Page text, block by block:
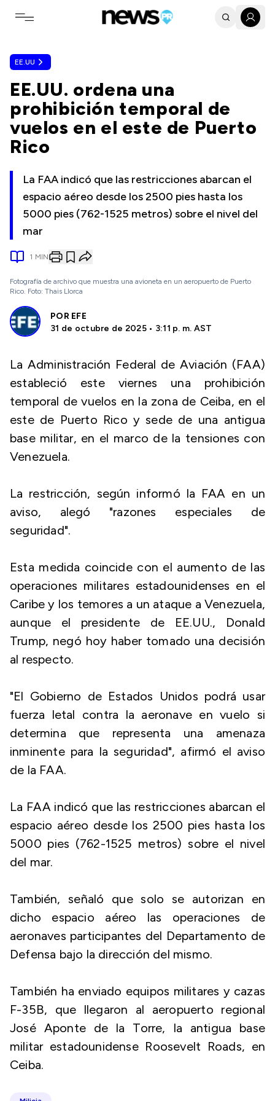
Toggle navigation menu
EE.UU
EE.UU. ordena una
prohibición temporal de
vuelos en el este de Puerto
Rico
La FAA indicó que las restricciones abarcan el
espacio aéreo desde los 2500 pies hasta los
5000 pies (762-1525 metros) sobre el nivel del
mar
1 MIN
Fotografía de archivo que muestra una avioneta en un aeropuerto de Puerto
Rico. Foto: Thais Llorca
POR EFE
31 de octubre de 2025 • 3:11 p. m. AST
La Administración Federal de Aviación (FAA)
estableció este viernes una prohibición
temporal de vuelos en la zona de Ceiba, en el
este de Puerto Rico y sede de una antigua
base militar, en el marco de la tensiones con
Venezuela.
La restricción, según informó la FAA en un
aviso, alegó "razones especiales de
seguridad".
Esta medida coincide con el aumento de las
operaciones militares estadounidenses en el
Caribe y los temores a un ataque a Venezuela,
aunque el presidente de EE.UU., Donald
Trump, negó hoy haber tomado una decisión
al respecto.
"El Gobierno de Estados Unidos podrá usar
fuerza letal contra la aeronave en vuelo si
determina que representa una amenaza
inminente para la seguridad", afirmó el aviso
de la FAA.
La FAA indicó que las restricciones abarcan el
espacio aéreo desde los 2500 pies hasta los
5000 pies (762-1525 metros) sobre el nivel
del mar.
También, señaló que solo se autorizan en
dicho espacio aéreo las operaciones de
aeronaves participantes del Departamento de
Defensa bajo la dirección del mismo.
También ha enviado equipos militares y cazas
F-35B, que llegaron al aeropuerto regional
José Aponte de la Torre, la antigua base
militar estadounidense Roosevelt Roads, en
Ceiba.